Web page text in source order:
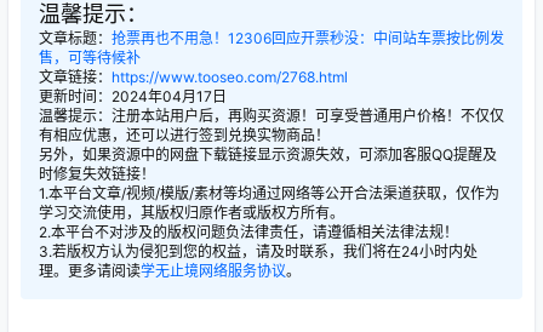
温馨提示：
文章标题： 抢票再也不用急！12306回应开票秒没：中间站车票按比例发
售，可等待候补
文章链接： https://www.tooseo.com/2768.html
更新时间：2024年04月17日
温馨提示：注册本站用户后，再购买资源！可享受普通用户价格！不仅仅
有相应优惠，还可以进行签到兑换实物商品！
另外，如果资源中的网盘下载链接显示资源失效，可添加客服QQ提醒及
时修复失效链接！
1.本平台文章/视频/模版/素材等均通过网络等公开合法渠道获取，仅作为
学习交流使用，其版权归原作者或版权方所有。
2.本平台不对涉及的版权问题负法律责任，请遵循相关法律法规！
3.若版权方认为侵犯到您的权益，请及时联系，我们将在24小时内处
理。更多请阅读学无止境网络服务协议。